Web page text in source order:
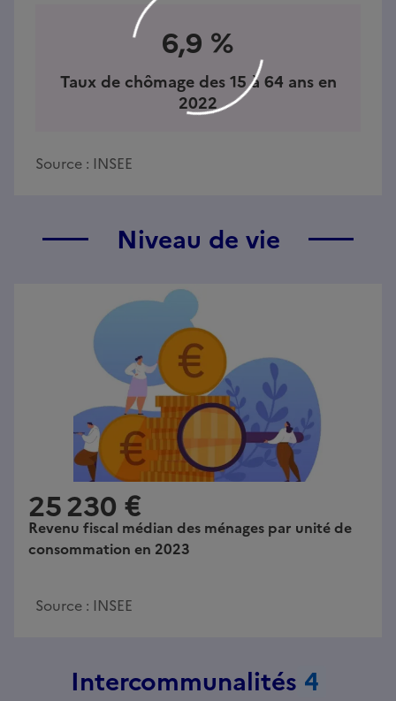
6,9 %
Taux de chômage des 15 à 64 ans en
2022
Source : INSEE
Niveau de vie
25 230 €
Revenu fiscal médian des ménages par unité de
consommation en 2023
Source : INSEE
Intercommunalités 4